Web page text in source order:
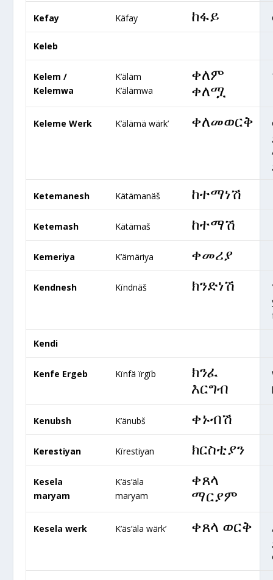
Kefay Käfay ከፋይ
Keleb
Kelem /
Kelemwa
K’äläm
K’älämwa
ቀለም
ቀለሟ
Keleme Werk K’älämä wärk’ ቀለመወርቅ
Ketemanesh Kätämanäš ከተማነሽ
Ketemash Kätämaš ከተማሽ
Kemeriya K’ämäriya ቀመሪያ
Kendnesh Kïndnäš ክንድነሽ
Kendi
Kenfe Ergeb Kïnfä ïrgïb
ክንፈ
እርግብ
Kenubsh K’änubš ቀኑብሽ
Kerestiyan Kïrestiyan ክርስቲያን
Kesela
maryam
K’äs’äla
maryam
ቀጸላ
ማርያም
Kesela werk K’äs’äla wärk’ ቀጸላ ወርቅ